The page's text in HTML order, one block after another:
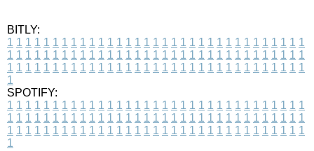
BITLY:
1 1 1 1 1 1 1 1 1 1 1 1 1 1 1 1 1 1 1 1 1 1 1 1 1 1 1 1 1 1 1 1 1
1 1 1 1 1 1 1 1 1 1 1 1 1 1 1 1 1 1 1 1 1 1 1 1 1 1 1 1 1 1 1 1 1
1 1 1 1 1 1 1 1 1 1 1 1 1 1 1 1 1 1 1 1 1 1 1 1 1 1 1 1 1 1 1 1 1
1
SPOTIFY:
1 1 1 1 1 1 1 1 1 1 1 1 1 1 1 1 1 1 1 1 1 1 1 1 1 1 1 1 1 1 1 1 1
1 1 1 1 1 1 1 1 1 1 1 1 1 1 1 1 1 1 1 1 1 1 1 1 1 1 1 1 1 1 1 1 1
1 1 1 1 1 1 1 1 1 1 1 1 1 1 1 1 1 1 1 1 1 1 1 1 1 1 1 1 1 1 1 1 1
1